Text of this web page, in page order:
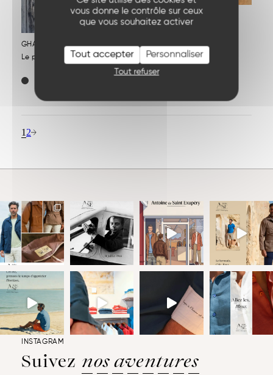
vous donne le contrôle sur ceux
que vous souhaitez activer
Tout accepter
Tout refuser
Personnaliser
GHARDAÏA
Le polo en laine mérinos
KAOLACK
159EUR
1 2
INSTAGRAM
Suivez nos aventures